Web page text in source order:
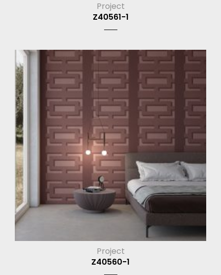
Project
Z40561-1
Project
Z40560-1